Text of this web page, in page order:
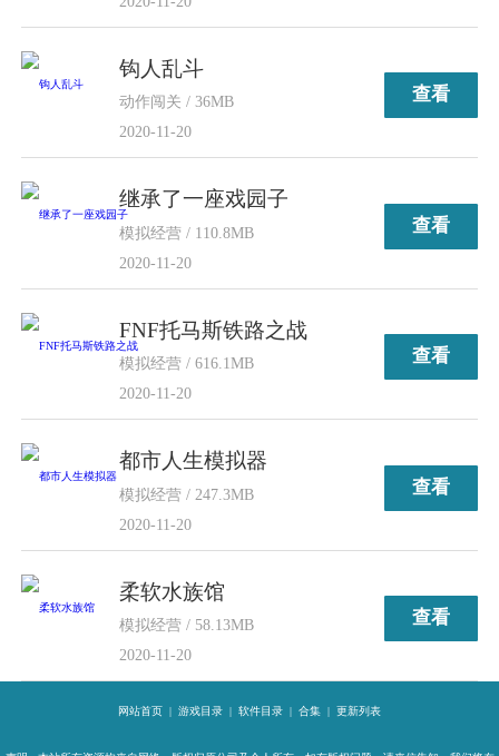
钩人乱斗
动作闯关 / 36MB
2020-11-20
查看
继承了一座戏园子
模拟经营 / 110.8MB
2020-11-20
查看
FNF托马斯铁路之战
模拟经营 / 616.1MB
2020-11-20
查看
都市人生模拟器
模拟经营 / 247.3MB
2020-11-20
查看
柔软水族馆
模拟经营 / 58.13MB
2020-11-20
查看
网站首页 | 游戏目录 | 软件目录 | 合集 | 更新列表